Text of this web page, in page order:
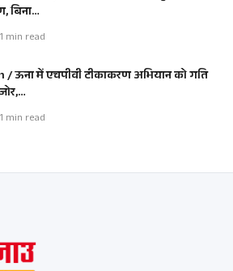
बिना…
min read
/ ऊना में एचपीवी टीकाकरण अभियान को गति
min read